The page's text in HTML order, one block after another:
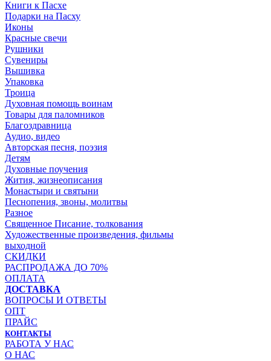
Книги к Пасхе
Подарки на Пасху
Иконы
Красные свечи
Рушники
Сувениры
Вышивка
Упаковка
Троица
Духовная помощь воинам
Товары для паломников
Благоздравница
Аудио, видео
Авторская песня, поэзия
Детям
Духовные поучения
Жития, жизнеописания
Монастыри и святыни
Песнопения, звоны, молитвы
Разное
Священное Писание, толкования
Художественные произведения, фильмы
выходной
СКИДКИ
РАСПРОДАЖА ДО 70%
ОПЛАТА
ДОСТАВКА
ВОПРОСЫ И ОТВЕТЫ
ОПТ
ПРАЙС
КОНТАКТЫ
РАБОТА У НАС
О НАС